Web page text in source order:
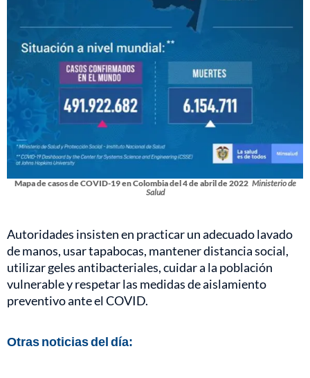
Mapa de casos de COVID-19 en Colombia del 4 de abril de 2022 Ministerio de
Salud
Autoridades insisten en practicar un adecuado lavado
de manos, usar tapabocas, mantener distancia social,
utilizar geles antibacteriales, cuidar a la población
vulnerable y respetar las medidas de aislamiento
preventivo ante el COVID.
Otras noticias del día: